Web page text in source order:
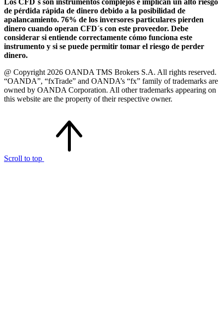
Los CFD´s son instrumentos complejos e implican un alto riesgo
de pérdida rápida de dinero debido a la posibilidad de
apalancamiento. 76% de los inversores particulares pierden
dinero cuando operan CFD´s con este proveedor. Debe
considerar si entiende correctamente cómo funciona este
instrumento y si se puede permitir tomar el riesgo de perder
dinero.
@ Copyright 2026 OANDA TMS Brokers S.A. All rights reserved.
“OANDA”, “fxTrade” and OANDA’s “fx” family of trademarks are
owned by OANDA Corporation. All other trademarks appearing on
this website are the property of their respective owner.
Scroll to top